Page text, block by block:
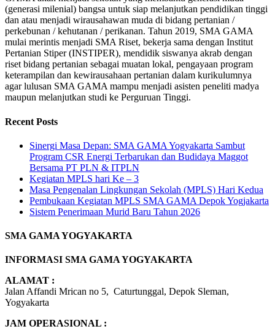
(generasi milenial) bangsa untuk siap melanjutkan pendidikan tinggi
dan atau menjadi wirausahawan muda di bidang pertanian /
perkebunan / kehutanan / perikanan. Tahun 2019, SMA GAMA
mulai merintis menjadi SMA Riset, bekerja sama dengan Institut
Pertanian Stiper (INSTIPER), mendidik siswanya akrab dengan
riset bidang pertanian sebagai muatan lokal, pengayaan program
keterampilan dan kewirausahaan pertanian dalam kurikulumnya
agar lulusan SMA GAMA mampu menjadi asisten peneliti madya
maupun melanjutkan studi ke Perguruan Tinggi.
Recent Posts
Sinergi Masa Depan: SMA GAMA Yogyakarta Sambut
Program CSR Energi Terbarukan dan Budidaya Maggot
Bersama PT PLN & ITPLN
Kegiatan MPLS hari Ke – 3
Masa Pengenalan Lingkungan Sekolah (MPLS) Hari Kedua
Pembukaan Kegiatan MPLS SMA GAMA Depok Yogjakarta
Sistem Penerimaan Murid Baru Tahun 2026
SMA GAMA YOGYAKARTA
INFORMASI SMA GAMA YOGYAKARTA
ALAMAT :
Jalan Affandi Mrican no 5, Caturtunggal, Depok Sleman,
Yogyakarta
JAM OPERASIONAL :